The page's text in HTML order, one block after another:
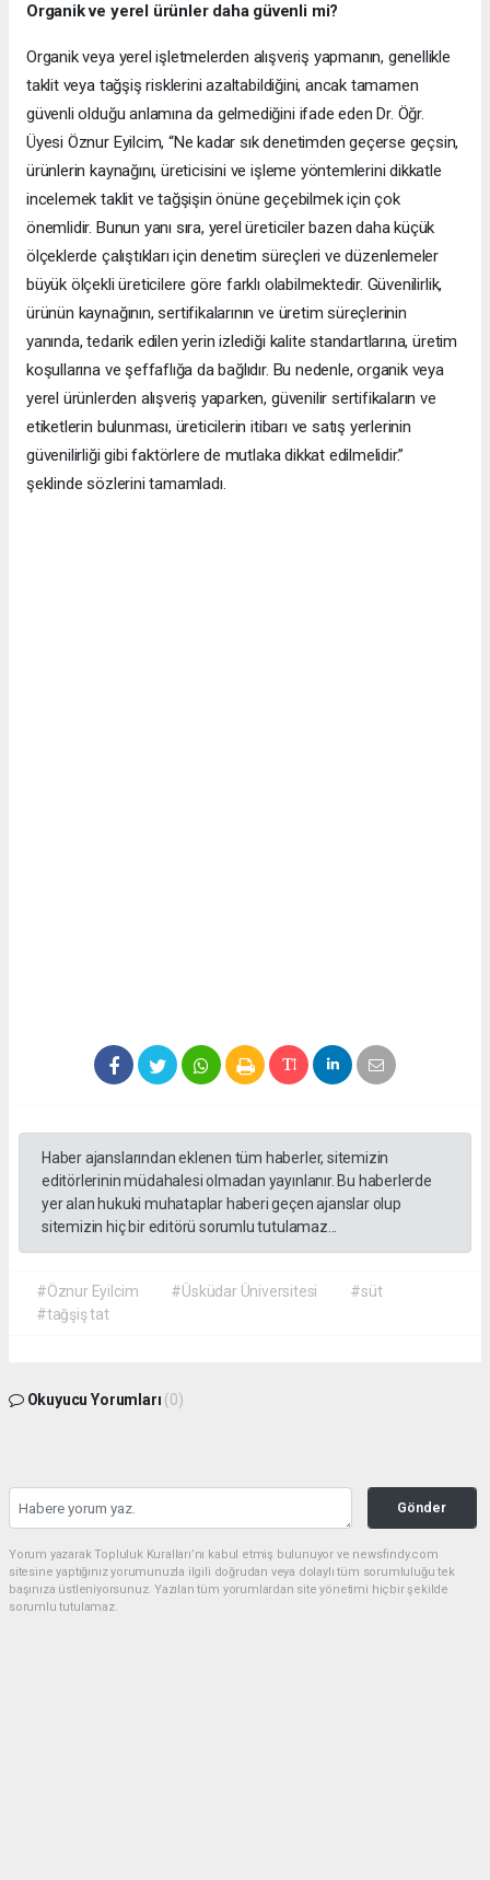
Organik ve yerel ürünler daha güvenli mi?
Organik veya yerel işletmelerden alışveriş yapmanın, genellikle
taklit veya tağşiş risklerini azaltabildiğini, ancak tamamen
güvenli olduğu anlamına da gelmediğini ifade eden Dr. Öğr.
Üyesi Öznur Eyilcim, “Ne kadar sık denetimden geçerse geçsin,
ürünlerin kaynağını, üreticisini ve işleme yöntemlerini dikkatle
incelemek taklit ve tağşişin önüne geçebilmek için çok
önemlidir. Bunun yanı sıra, yerel üreticiler bazen daha küçük
ölçeklerde çalıştıkları için denetim süreçleri ve düzenlemeler
büyük ölçekli üreticilere göre farklı olabilmektedir. Güvenilirlik,
ürünün kaynağının, sertifikalarının ve üretim süreçlerinin
yanında, tedarik edilen yerin izlediği kalite standartlarına, üretim
koşullarına ve şeffaflığa da bağlıdır. Bu nedenle, organik veya
yerel ürünlerden alışveriş yaparken, güvenilir sertifikaların ve
etiketlerin bulunması, üreticilerin itibarı ve satış yerlerinin
güvenilirliği gibi faktörlere de mutlaka dikkat edilmelidir.”
şeklinde sözlerini tamamladı.
Haber ajanslarından eklenen tüm haberler, sitemizin
editörlerinin müdahalesi olmadan yayınlanır. Bu haberlerde
yer alan hukuki muhataplar haberi geçen ajanslar olup
sitemizin hiç bir editörü sorumlu tutulamaz...
#Öznur Eyilcim #Üsküdar Üniversitesi
#süt
#tağşiş tat
Okuyucu Yorumları (0)
Gönder
Yorum yazarak Topluluk Kuralları’nı kabul etmiş bulunuyor ve newsfindy.com
sitesine yaptığınız yorumunuzla ilgili doğrudan veya dolaylı tüm sorumluluğu tek
başınıza üstleniyorsunuz. Yazılan tüm yorumlardan site yönetimi hiçbir şekilde
sorumlu tutulamaz.